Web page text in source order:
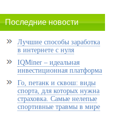
Последние новости
Лучшие способы заработка
в интернете с нуля
IQMiner – идеальная
инвестиционная платформа
Го, петанк и сквош: виды
спорта, для которых нужна
страховка. Самые нелепые
спортивные травмы в мире